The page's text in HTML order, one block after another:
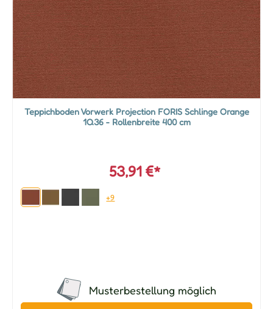
Teppichboden Vorwerk Projection FORIS Schlinge Orange
1Q36 - Rollenbreite 400 cm
53,91 €*
+9
Musterbestellung möglich